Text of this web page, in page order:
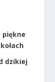
piękne
dzikiej